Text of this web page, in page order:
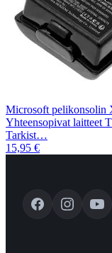
Microsoft pelikonsolin
Yhteensopivat laitteet
Tarkist…
15,95 €